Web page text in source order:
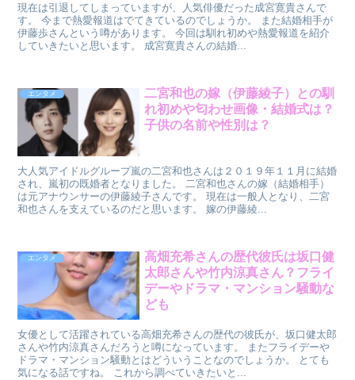
現在は引退してしまっていますが、人気俳優だった成宮寛貴さんで
す。 今まで熱愛報道はでてきているのでしょうか。 また結婚相手が
伊藤歩さんという噂があります。 今回は馴れ初めや熱愛報道を紹介
していきたいと思います。 成宮寛貴さんの結婚...
エンタメ
二宮和也の嫁（伊藤綾子）との馴
れ初めや匂わせ画像・結婚式は？
子供の名前や性別は？
大人気アイドルグループ嵐の二宮和也さんは２０１９年１１月に結婚
され、嵐初の既婚者となりました。 二宮和也さんの嫁（結婚相手）
は元アナウンサーの伊藤綾子さんです。 現在は一般人となり、二宮
和也さんを支えているのだと思います。 嫁の伊藤綾...
エンタメ
高畑充希さんの歴代彼氏は坂口健
太郎さんや竹内涼真さん？フライ
デーやドラマ・マンション騒動な
ども
女優として活躍されている高畑充希さんの歴代の彼氏が、坂口健太郎
さんや竹内涼真さんだろうと噂になっています。 またフライデーや
ドラマ・マンション騒動とはどういうことなのでしょうか。 とても
気になる話ですね。 これから調べていきたいと...